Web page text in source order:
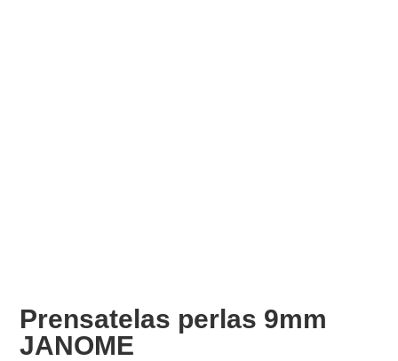
Prensatelas perlas 9mm
JANOME